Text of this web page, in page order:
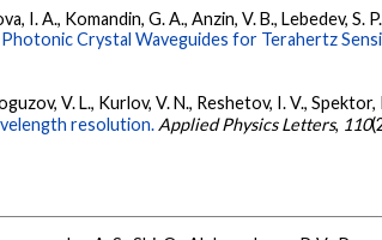
I. A., Komandin, G. A., Anzin, V. B., Lebedev, S.
Crystal Waveguides for Terahertz
V. L., Kurlov, V. N., Reshetov, I. V.,
resolution. Applied Physics Letters, 110